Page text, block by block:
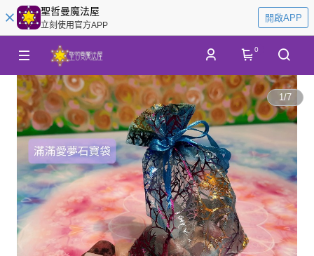
聖哲曼魔法屋
立刻使用官方APP
開啟APP
0
1/7